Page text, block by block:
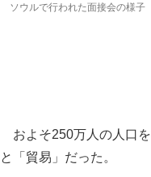
ソウルで行われた面接会の様子
およそ250万人の人口を
と「貿易」だった。